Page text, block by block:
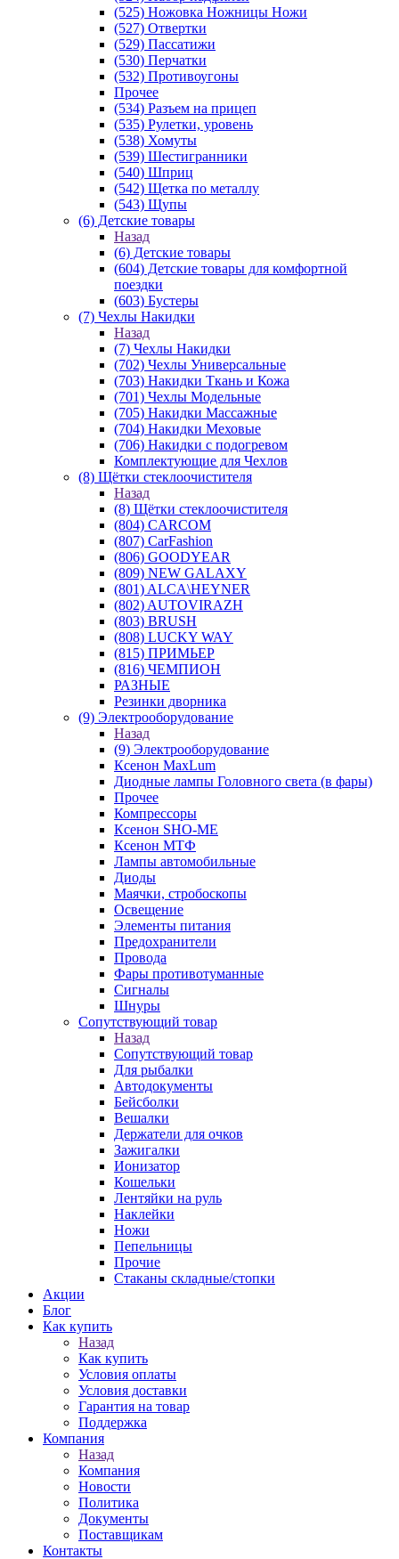
(525) Ножовка Ножницы Ножи
(527) Отвертки
(529) Пассатижи
(530) Перчатки
(532) Противоугоны
Прочее
(534) Разъем на прицеп
(535) Рулетки, уровень
(538) Хомуты
(539) Шестигранники
(540) Шприц
(542) Щетка по металлу
(543) Щупы
(6) Детские товары
Назад
(6) Детские товары
(604) Детские товары для комфортной
поездки
(603) Бустеры
(7) Чехлы Накидки
Назад
(7) Чехлы Накидки
(702) Чехлы Универсальные
(703) Накидки Ткань и Кожа
(701) Чехлы Модельные
(705) Накидки Массажные
(704) Накидки Меховые
(706) Накидки с подогревом
Комплектующие для Чехлов
(8) Щётки стеклоочистителя
Назад
(8) Щётки стеклоочистителя
(804) CARCOM
(807) CarFashion
(806) GOODYEAR
(809) NEW GALAXY
(801) ALCA\HEYNER
(802) AUTOVIRAZH
(803) BRUSH
(808) LUCKY WAY
(815) ПРИМЬЕР
(816) ЧЕМПИОН
РАЗНЫЕ
Резинки дворника
(9) Электрооборудование
Назад
(9) Электрооборудование
Ксенон MaxLum
Диодные лампы Головного света (в фары)
Прочее
Компрессоры
Ксенон SHO-ME
Ксенон МТФ
Лампы автомобильные
Диоды
Маячки, стробоскопы
Освещение
Элементы питания
Предохранители
Провода
Фары противотуманные
Сигналы
Шнуры
Сопутствующий товар
Назад
Сопутствующий товар
Для рыбалки
Автодокументы
Бейсболки
Вешалки
Держатели для очков
Зажигалки
Ионизатор
Кошельки
Лентяйки на руль
Наклейки
Ножи
Пепельницы
Прочие
Стаканы складные/стопки
Акции
Блог
Как купить
Назад
Как купить
Условия оплаты
Условия доставки
Гарантия на товар
Поддержка
Компания
Назад
Компания
Новости
Политика
Документы
Поставщикам
Контакты